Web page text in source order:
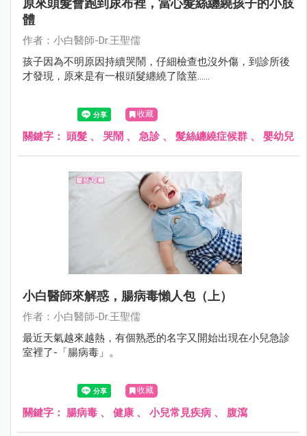
原來頭髮會跑到尿布裡，當心髮絲纏繞孩子的小肢
體
作者：小白醫師-Dr.王聖儒
孩子因為不明原因持續哭鬧，仔細檢查也沒外傷，到診所後
才發現，原來是有一根頭髮纏繞了陰莖......
收藏
關鍵字： 頭髮 、 哭鬧 、 急診 、 髮絲纏繞症候群 、 嬰幼兒
小白醫師來解惑，腸病毒懶人包（上）
作者：小白醫師-Dr.王聖儒
最近天氣越來越熱，有個熟悉的名字又開始出現在小兒急診
室裡了-「腸病毒」。
收藏
關鍵字： 腸病毒 、 健康 、 小兒常見疾病 、 腹瀉